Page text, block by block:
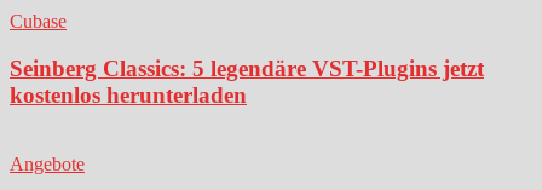
Cubase
Seinberg Classics: 5 legendäre VST-Plugins jetzt
kostenlos herunterladen
Angebote